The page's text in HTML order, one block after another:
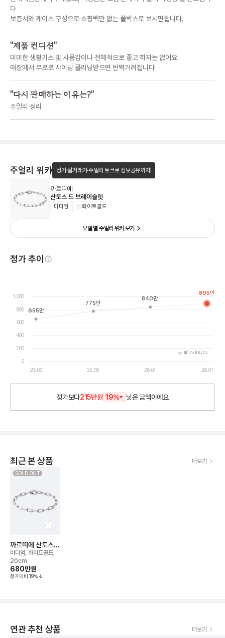
다
보증서와 케이스 구성으로 쇼핑백만 없는 풀박스로 보시면됩니다.
"제품 컨디션"
미미한 생활기스 및 사용감이나 전체적으로 좋고 하자는 없어요.
매장에서 무료로 샤이닝 클리닝받으면 번쩍거려집니다
"다시 판매하는 이유는?"
주얼리 정리
주얼리 위키 정가·실거래가·주얼리 토크로 정보공유까지!
까르띠에
산토스 드 브레이슬릿
미디엄 화이트골드
모델 별 주얼리 위키 보기
정가 추이
0
200
400
600
800
1,000
25.03 25.09 26.01 26.01
by
655만
775만
840만
895만
정가보다215만원 19% 낮은금액이에요
최근 본 상품 더보기
SOLD OUT
까르띠에 산토스
드 브레이슬릿
미디엄, 화이트골드,
20cm
680만원
정가대비 19%
연관 추천 상품 더보기